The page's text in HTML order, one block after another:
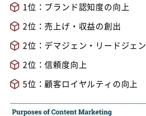
1位：ブランド認知度の向上
2位：売上げ・収益の創出
2位：デマジェン・リードジェン
2位：信頼度向上
5位：顧客ロイヤルティの向上